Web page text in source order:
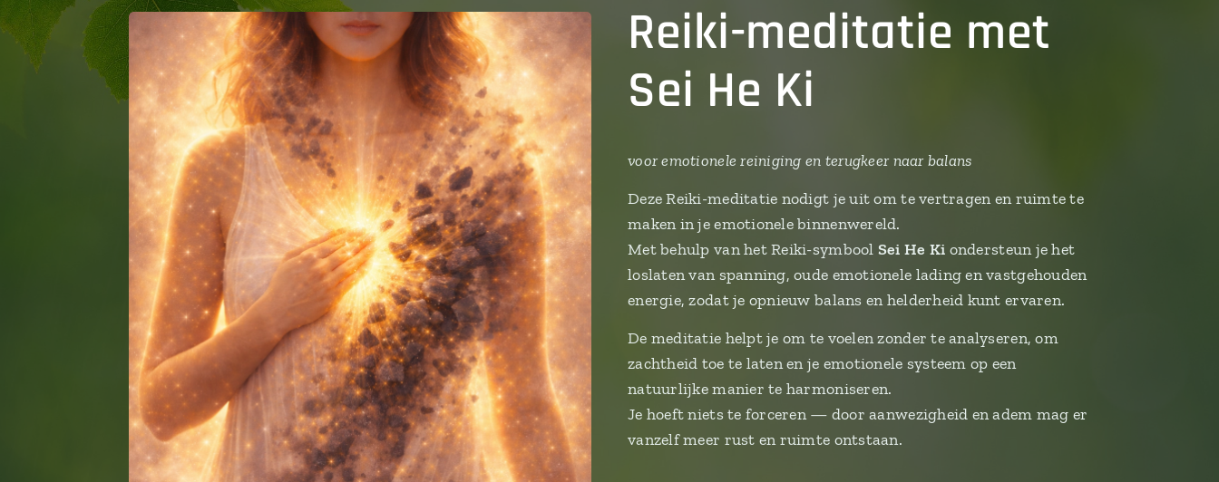
Reiki-meditatie met
Sei He Ki
voor emotionele reiniging en terugkeer naar balans
Deze Reiki-meditatie nodigt je uit om te vertragen en ruimte te
maken in je emotionele binnenwereld.
Met behulp van het Reiki-symbool Sei He Ki ondersteun je het
loslaten van spanning, oude emotionele lading en vastgehouden
energie, zodat je opnieuw balans en helderheid kunt ervaren.
De meditatie helpt je om te voelen zonder te analyseren, om
zachtheid toe te laten en je emotionele systeem op een
natuurlijke manier te harmoniseren.
Je hoeft niets te forceren — door aanwezigheid en adem mag er
vanzelf meer rust en ruimte ontstaan.